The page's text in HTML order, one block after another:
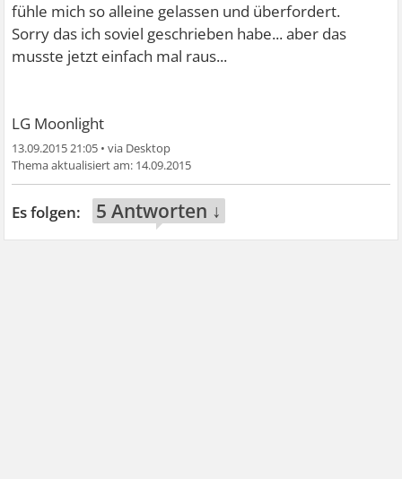
fühle mich so alleine gelassen und überfordert.
Sorry das ich soviel geschrieben habe... aber das
musste jetzt einfach mal raus...
LG Moonlight
13.09.2015 21:05 •
14.09.2015
5 Antworten ↓